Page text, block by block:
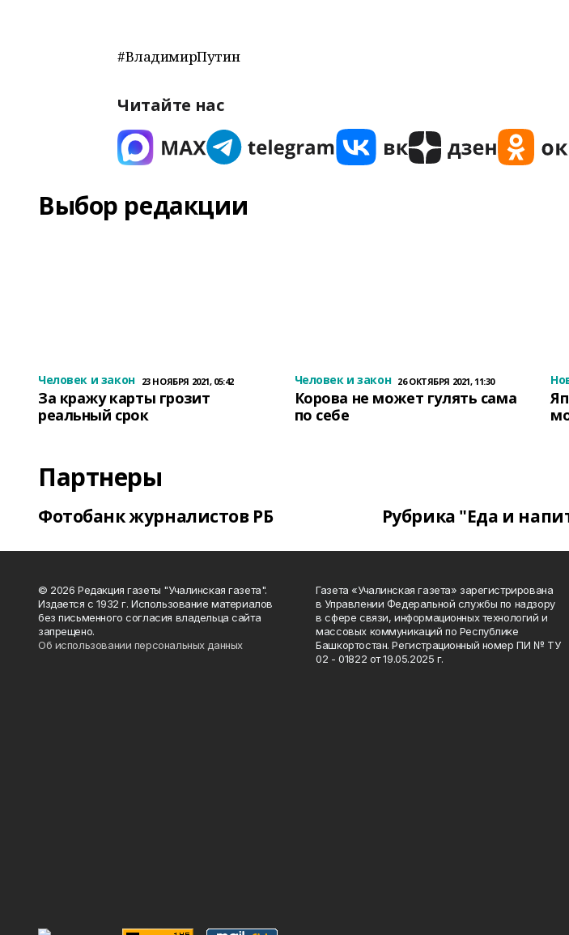
#ВладимирПутин
Читайте нас
Выбор редакции
Человек и закон 23 НОЯБРЯ 2021, 05:42
За кражу карты грозит
реальный срок
Человек и закон 26 ОКТЯБРЯ 2021, 11:30
Корова не может гулять сама
по себе
Партнеры
Фотобанк журналистов РБ Рубрика "Еда и
© 2026 Редакция газеты "Учалинская газета".
Издается с 1932 г. Использование материалов
без письменного согласия владельца сайта
запрещено.
Об использовании персональных данных
Газета «Учалинская газета» зарегистрирована
в Управлении Федеральной службы по надзору
в сфере связи, информационных технологий и
массовых коммуникаций по Республике
Башкортостан. Регистрационный номер ПИ № ТУ
02 - 01822 от 19.05.2025 г.